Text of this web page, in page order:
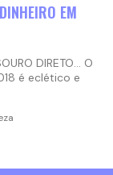
EM
DIRETO… O
é eclético e